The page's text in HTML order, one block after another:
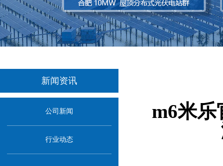
新闻资讯
公司新闻
行业动态
m6米